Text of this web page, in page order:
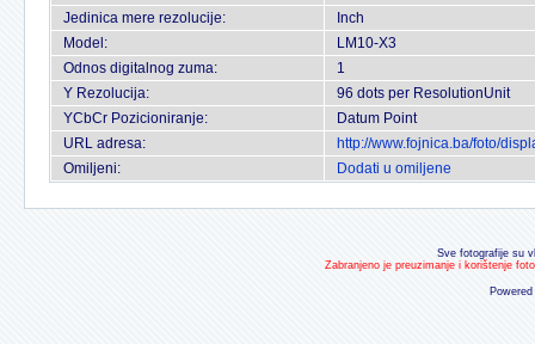
Jedinica mere rezolucije:
Inch
Model:
LM10-X3
Odnos digitalnog zuma:
1
Y Rezolucija:
96 dots per ResolutionUnit
YCbCr Pozicioniranje:
Datum Point
URL adresa:
http://www.fojnica.ba/foto/
Omiljeni:
Dodati u omiljene
Sve fotografije su
Zabranjeno je preuzimanje i korištenje